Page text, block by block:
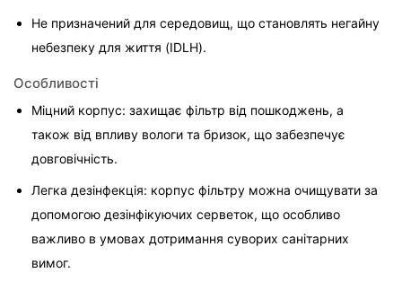
Не призначений для середовищ, що становлять негайну
небезпеку для життя (IDLH).
Особливості
Міцний корпус: захищає фільтр від пошкоджень, а
також від впливу вологи та бризок, що забезпечує
довговічність.
Легка дезінфекція: корпус фільтру можна очищувати за
допомогою дезінфікуючих серветок, що особливо
важливо в умовах дотримання суворих санітарних
вимог.